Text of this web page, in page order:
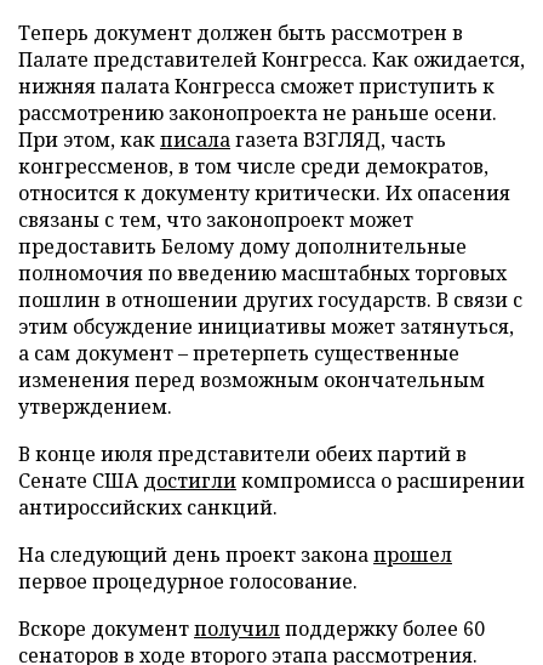
Теперь документ должен быть рассмотрен в
Палате представителей Конгресса. Как ожидается,
нижняя палата Конгресса сможет приступить к
рассмотрению законопроекта не раньше осени.
При этом, какписалагазета ВЗГЛЯД, часть
конгрессменов, в том числе среди демократов,
относится к документу критически. Их опасения
связаны с тем, что законопроект может
предоставить Белому дому дополнительные
полномочия по введению масштабных торговых
пошлин в отношении других государств. В связи с
этим обсуждение инициативы может затянуться,
а сам документ – претерпеть существенные
изменения перед возможным окончательным
утверждением.
В конце июля представители обеих партий в
Сенате СШАдостигликомпромисса о расширении
антироссийских санкций.
На следующий день проект законапрошел
первое процедурное голосование.
Вскоре документполучилподдержку более 60
сенаторов в ходе второго этапа рассмотрения.